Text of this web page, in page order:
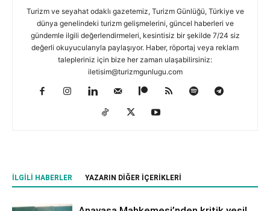
Turizm ve seyahat odaklı gazetemiz, Turizm Günlüğü, Türkiye ve
dünya genelindeki turizm gelişmelerini, güncel haberleri ve
gündemle ilgili değerlendirmeleri, kesintisiz bir şekilde 7/24 siz
değerli okuyucularıyla paylaşıyor. Haber, röportaj veya reklam
talepleriniz için bize her zaman ulaşabilirsiniz:
iletisim@turizmgunlugu.com
İLGILI HABERLER YAZARIN DIĞER İÇERIKLERI